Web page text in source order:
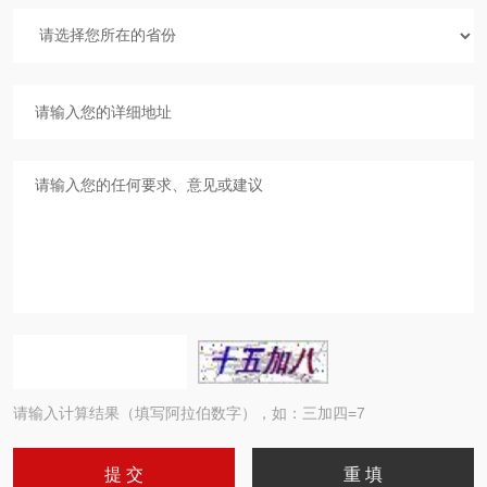
请输入计算结果（填写阿拉伯数字），如：三加四=7